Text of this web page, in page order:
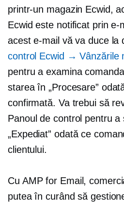
printr-un magazin Ecwid,
Ecwid este notificat prin e-
acest e-mail vă va duce la
control Ecwid → Vânzările
pentru a examina
starea în „Procesare”
confirmată. Va trebui să
Panoul de control pentru
„Expediat” odată ce
clientului.
Cu AMP for Email,
putea în curând să